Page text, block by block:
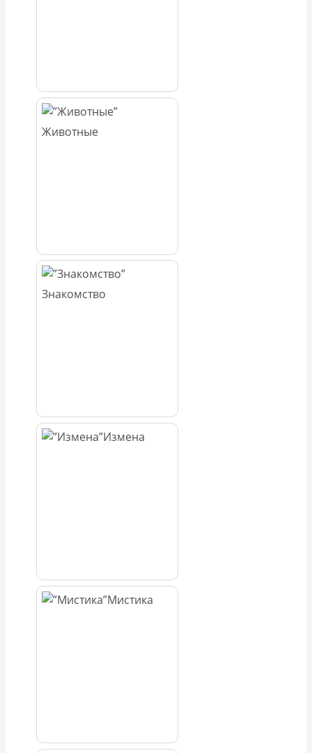
Животные
Знакомство
Измена
Мистика